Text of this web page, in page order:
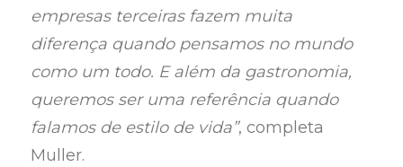
empresas terceiras fazem muita
diferença quando pensamos no mundo
como um todo. E além da gastronomia,
queremos ser uma referência quando
falamos de estilo de vida”, completa
Muller.